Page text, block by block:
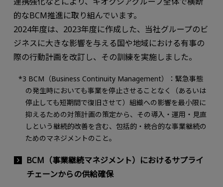
的なBCM推進に取り組んでいます。
2024年度は、2023年度に作成した、当社グループのビ
ジネスに大きな影響を与える国や地域における有事の
際の行動計画を改訂し、その訓練を実施しました。
*3 BCM（Business Continuity Management）：緊急事態
の発生時においても事業を停止させることなく（あるいは
停止しても短期間で復旧させて）組織への影響を最小限に
抑えるための対策計画の策定から、その導入・運用・見直
しという継続的改善を含む、包括的・統合的な事業継続の
ためのマネジメントのこと。
BCM（事業継続マネジメント）におけるサプライ
チェーンからの供給確保